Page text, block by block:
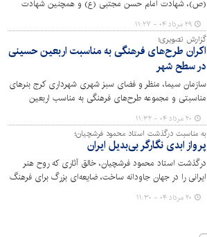
(ص)، شهادت امام حسن مجتبی (ع) و همچنین شهادت
امام رضا (ع)، اکران طرح‌های فرهنگی با این موضوع در سطح
شهر کرج اجرایی شد.
۲۹ مرداد ۰۴ - ۱۱:۲۷
گزارش تصویری؛
اکران طرح‌های فرهنگی به مناسبت اربعین حسینی
در سطح شهر
سازمان سیما، منظر و فضای سبز شهری شهرداری کرج بنرهای
مناسبتی و مجموعه طرح‌های فرهنگی به مناسب اربعین
حسینی (ع) را در سطح شهر اکران کرد.
۲۰ مرداد ۰۴ - ۱۱:۳۲
به مناسبت درگذشت استاد محمود فرشچیان؛
پرواز ابدی نگارگر بی‌بدیل ایران
درگذشت استاد محمود فرشچیان، خالق آثاری که روح هنر
ایرانی را در جهان جاودانه ساخت، ضایعه‌ای بزرگ برای فرهنگ
و هنر این سرزمین است. یادش گرامی و راهش پررهرو باد.
۲۰ مرداد ۰۴ - ۱۱:۳۰